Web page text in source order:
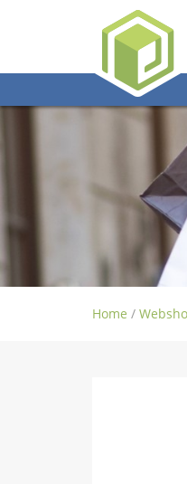
Home /